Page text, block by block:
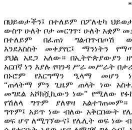
* *
በህይወታችን፤ በተለይም በፖለቲካ
ውስጥ ሁለት ቦታ መርገጥ፣ ሁለት አቋም
በተለይም በፈጠነ ግልብጥብጦሽ
እንደእስስት መቀያየር፤ ማንነትን
ያህል አደጋ አለው። በኢትዮጵያውያን
አርበኛ ነን እያሉ የባንዳ ሥራ መሥራት
በኑሮም የእርግማን ዒላማ መሆን
“ጠላትማ ምን ጊዜም ጠላት ነው
መግደል አሾክሿኪውን ነው” የሚለው
የሽለላ ግጥም ያለዋዛ አልተገጠመም።
ግጥም፤ አይጥ ነው ብለው አቅርበውት
ወፍ ሆኖ ለሚገኘውና፤ የሌሊት ወፍ ነው